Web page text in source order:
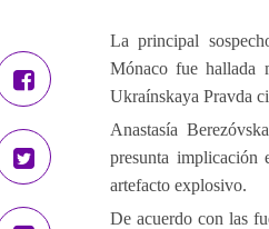
La principal
Mónaco fue hallada
Ukraínskaya Pravda
Anastasía
presunta implicación
artefacto explosivo.
De acuerdo con las